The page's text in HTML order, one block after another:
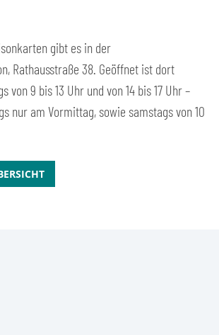
gibt es in der
Rathausstraße 38. Geöffnet ist dort
von 9 bis 13 Uhr und von 14 bis 17 Uhr –
nur am Vormittag, sowie samstags von 10